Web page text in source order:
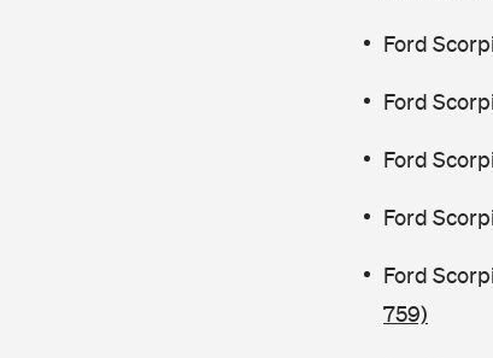
Ford
Ford
Ford
Ford
Ford
759)